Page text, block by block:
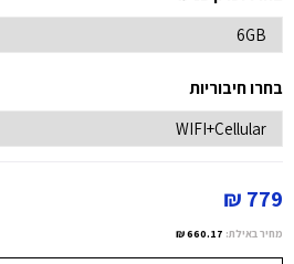
בחרו חיבוריות
779 ₪
מחיר באילת: 660.17 ₪